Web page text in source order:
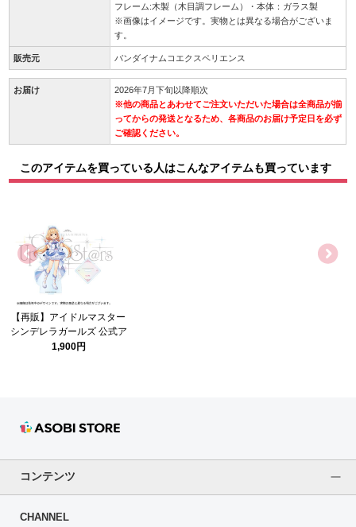
フレーム:木製（木目調フレーム）・本体：ガラス製
※画像はイメージです。実物とは異なる場合がございま
す。
販売元 バンダイナムコエクスペリエンス
お届け
2026年7月下旬以降順次
※他の商品とあわせてご注文いただいた場合は全商品が揃
ってからの発送となるため、各商品のお届け予定日を必ず
ご確認ください。
このアイテムを買っている人はこんなアイテムも買っています
【再販】アイドルマスター
シンデレラガールズ 公式ア
クリルスタンド 双葉 杏
1,900円
コンテンツ
CHANNEL